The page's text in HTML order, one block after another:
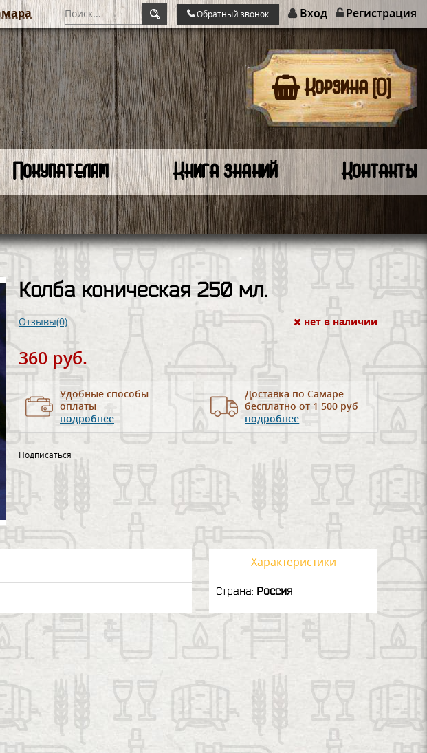
Обратный звонок Вход Регистрация
Корзина (0)
Покупателям Книга знаний Контакты
Колба коническая 250 мл.
Отзывы(0) нет в наличии
360 руб.
Удобные способы
оплаты
подробнее
Доставка по Самаре
бесплатно от 1 500 руб
подробнее
Подписаться
Характеристики
Страна: Россия